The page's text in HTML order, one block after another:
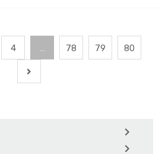
4 … 78 79 80